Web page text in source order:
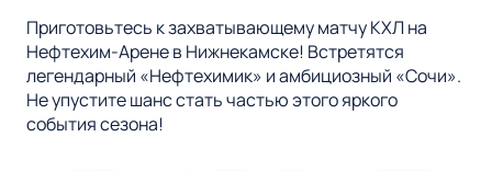
Приготовьтесь к захватывающему матчу КХЛ на
Нефтехим-Арене в Нижнекамске! Встретятся
легендарный «Нефтехимик» и амбициозный «Сочи».
Не упустите шанс стать частью этого яркого
события сезона!